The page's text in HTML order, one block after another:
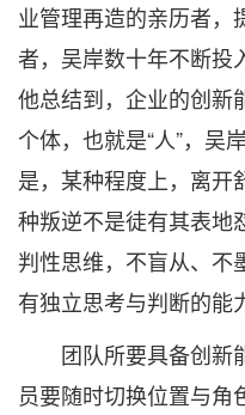
业管理再造的亲历者，
者，吴岸数十年不断投
他总结到，企业的创新
个体，也就是“人”，吴
是，某种程度上，离开
种叛逆不是徒有其表地
判性思维，不盲从、不
有独立思考与判断的能
团队所要具备创新
员要随时切换位置与角